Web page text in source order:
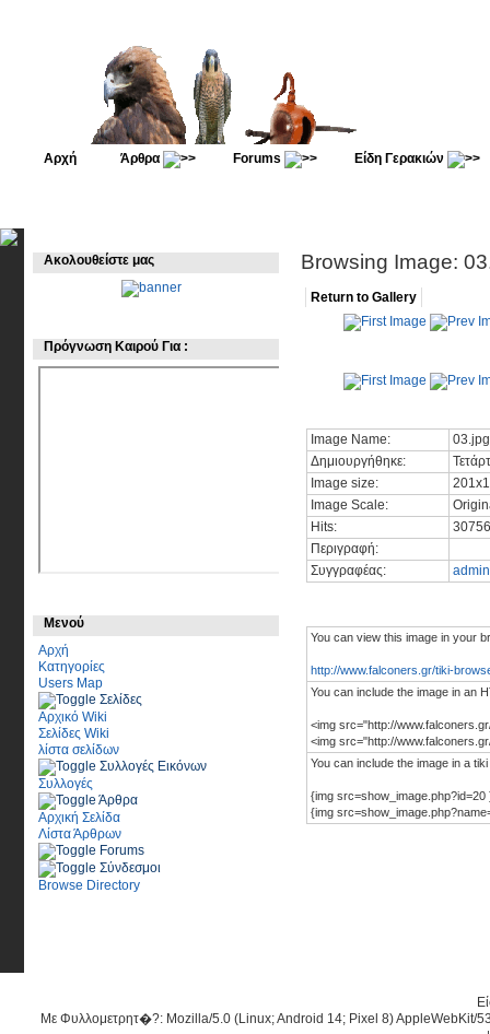
Αρχή Άρθρα Forums Είδη Γερακιών
Ακολουθείστε μας
Πρόγνωση Καιρού Για :
Μενού
Αρχή
Κατηγορίες
Users Map
Σελίδες
Αρχικό Wiki
Σελίδες Wiki
λίστα σελίδων
Συλλογές Εικόνων
Συλλογές
Άρθρα
Αρχική Σελίδα
Λίστα Άρθρων
Forums
Σύνδεσμοι
Browse Directory
Browsing Image:
Return to Gallery
Image Name:
03.jpg
Δημιουργήθηκε:
Image size:
Image Scale:
Hits:
30756
Περιγραφή:
Συγγραφέας:
admin
You can view this image in your
http://www.falconers.gr/tiki-
You can include the image in an
<img src="http://
<img src="http://
You can include the image in a
{img src=show_image.php?id=20
{img
Με Φυλλομετρητ�?: Mozilla/5.0 (Linux; Android 14; Pixel 8) AppleWebKit/